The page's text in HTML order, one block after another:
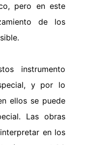
pero en este
de los
instrumento
y por lo
ellos se puede
Las obras
en los